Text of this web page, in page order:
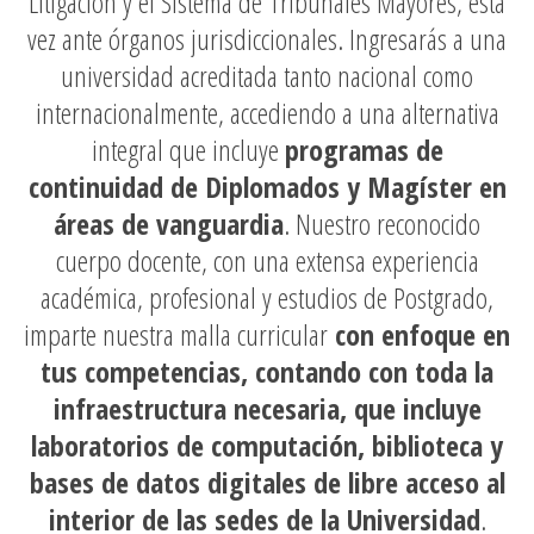
vez ante órganos jurisdiccionales. Ingresarás a una
universidad acreditada tanto nacional como
internacionalmente, accediendo a una alternativa
integral que incluye programas de
continuidad de Diplomados y Magíster en
áreas de vanguardia. Nuestro reconocido
cuerpo docente, con una extensa experiencia
académica, profesional y estudios de Postgrado,
imparte nuestra malla curricular con enfoque en
tus competencias, contando con toda la
infraestructura necesaria, que incluye
laboratorios de computación, biblioteca y
bases de datos digitales de libre acceso al
interior de las sedes de la Universidad.